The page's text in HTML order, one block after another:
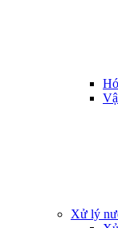
Xử lý